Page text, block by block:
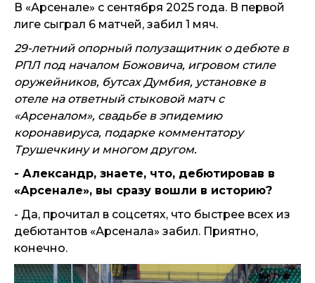
В «Арсенале» с сентября 2025 года. В первой
лиге сыграл 6 матчей, забил 1 мяч.
29-летний опорный полузащитник о дебюте в
РПЛ под началом Божовича, игровом стиле
оружейников, бутсах Думбия, установке в
отеле на ответный стыковой матч с
«Арсеналом», свадьбе в эпидемию
коронавируса, подарке комментатору
Трушечкину и многом другом.
- Александр, знаете, что, дебютировав в
«Арсенале», вы сразу вошли в историю?
- Да, прочитал в соцсетях, что быстрее всех из
дебютантов «Арсенала» забил. Приятно,
конечно.